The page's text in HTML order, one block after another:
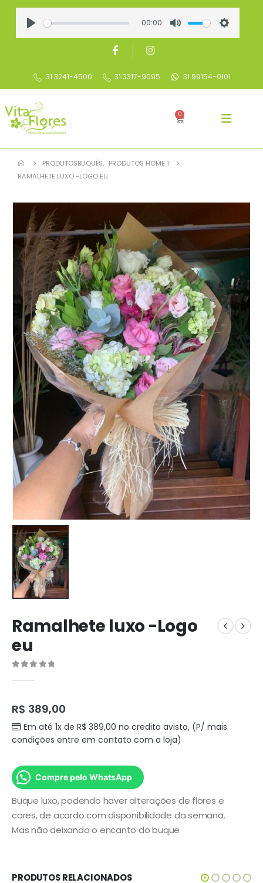
00:00
31 3241-4500 31 3317-9095 31 99154-0101
0
PRODUTOSBUQUÊS, PRODUTOS HOME 1
RAMALHETE LUXO -LOGO EU
Ramalhete luxo -Logo
eu
R$ 389,00
Em até 1x de R$ 389,00 no credito avista, (P/ mais
condições entre em contato com a loja)
Compre pelo WhatsApp
Buque luxo, podendo haver alterações de flores e
cores, de acordo com disponibilidade da semana.
Mas não deixando o encanto do buque
PRODUTOS RELACIONADOS